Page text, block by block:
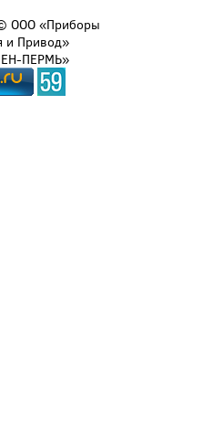
ООО «Приборы
и Привод»
ПЕРМЬ»